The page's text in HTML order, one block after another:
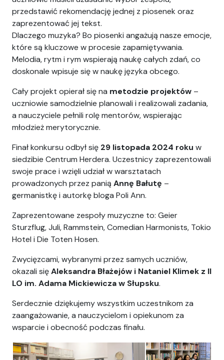
przedstawić rekomendację jednej z piosenek oraz
zaprezentować jej tekst.
Dlaczego muzyka? Bo piosenki angażują nasze emocje,
które są kluczowe w procesie zapamiętywania.
Melodia, rytm i rym wspierają naukę całych zdań, co
doskonale wpisuje się w naukę języka obcego.
Cały projekt opierał się na metodzie projektów –
uczniowie samodzielnie planowali i realizowali zadania,
a nauczyciele pełnili rolę mentorów, wspierając
młodzież merytorycznie.
Finał konkursu odbył się 29 listopada 2024 roku w
siedzibie Centrum Herdera. Uczestnicy zaprezentowali
swoje prace i wzięli udział w warsztatach
prowadzonych przez panią Annę Bałutę –
germanistkę i autorkę bloga Poli Ann.
Zaprezentowane zespoły muzyczne to: Geier
Sturzflug, Juli, Rammstein, Comedian Harmonists, Tokio
Hotel i Die Toten Hosen.
Zwycięzcami, wybranymi przez samych uczniów,
okazali sięAleksandra Błażejów i Nataniel Klimek z II
LO im. Adama Mickiewicza w Słupsku.
Serdecznie dziękujemy wszystkim uczestnikom za
zaangażowanie, a nauczycielom i opiekunom za
wsparcie i obecność podczas finału.